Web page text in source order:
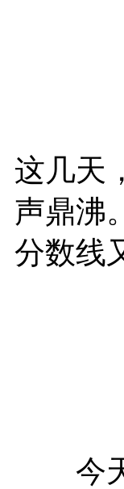
这几天
声鼎沸
分数线
今天